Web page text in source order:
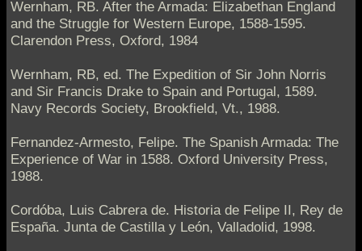
Wernham, RB. After the Armada: Elizabethan England
and the Struggle for Western Europe, 1588-1595.
Clarendon Press, Oxford, 1984
Wernham, RB, ed. The Expedition of Sir John Norris
and Sir Francis Drake to Spain and Portugal, 1589.
Navy Records Society, Brookfield, Vt., 1988.
Fernandez-Armesto, Felipe. The Spanish Armada: The
Experience of War in 1588. Oxford University Press,
1988.
Cordóba, Luis Cabrera de. Historia de Felipe II, Rey de
España. Junta de Castilla y León, Valladolid, 1998.